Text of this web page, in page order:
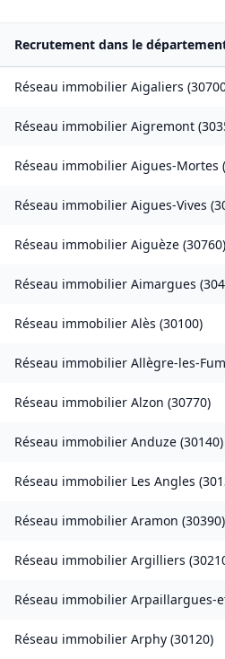
Recrutement dans le
Réseau immobilier Aigaliers (
Réseau immobilier Aigremont (
Réseau immobilier Aigues-Mortes (
Réseau immobilier Aigues-Vives (
Réseau immobilier Aiguèze (30760)
Réseau immobilier Aimargues (
Réseau immobilier Alès (30100)
Réseau immobilier Allègre-les-
Réseau immobilier Alzon (30770)
Réseau immobilier Anduze (30140)
Réseau immobilier Les Angles (
Réseau immobilier Aramon (30390)
Réseau immobilier Argilliers (
Réseau immobilier Arpaillargues-
Réseau immobilier Arphy (30120)